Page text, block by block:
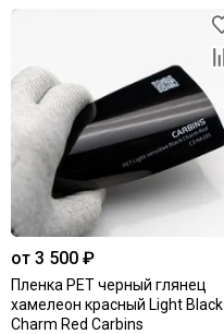
от 3 500 ₽
Пленка PET черный глянец
хамелеон красный Light Black
Charm Red Carbins